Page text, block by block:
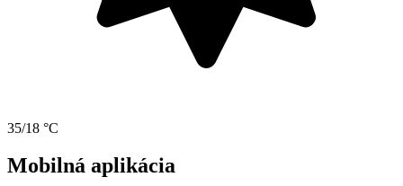
35/18 °C
Mobilná aplikácia